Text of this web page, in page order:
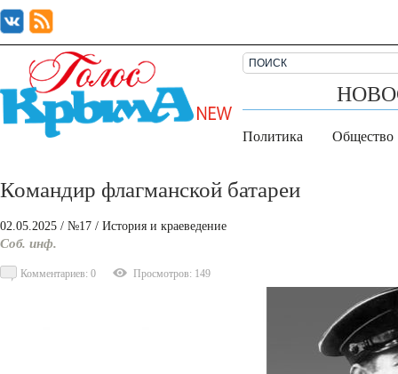
Политика Общество
Командир флагманской батареи
02.05.2025 / №17 / История и краеведение
Соб. инф.
Комментариев: 0 Просмотров: 149